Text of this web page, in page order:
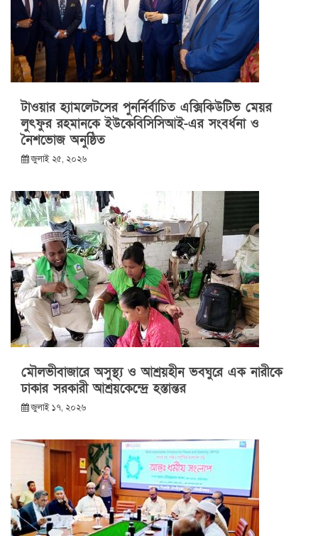
টাওয়ার হ্যামলেটসের পুনর্নির্বাচিত এক্সিকিউটিভ মেয়র
লুৎফুর রহমানকে ইউকেবিসিসিআই-এর সংবর্ধনা ও
নৈশভোজ অনুষ্ঠিত
জুলাই ২৫, ২০২৬
মৌলভীবাজারে অসুস্থ্য ও আশ্রয়হীন ভবঘুরে এক নারীকে
ঢাকার সরকারী আশ্রয়কেন্দ্রে হস্তান্তর
জুলাই ১৭, ২০২৬